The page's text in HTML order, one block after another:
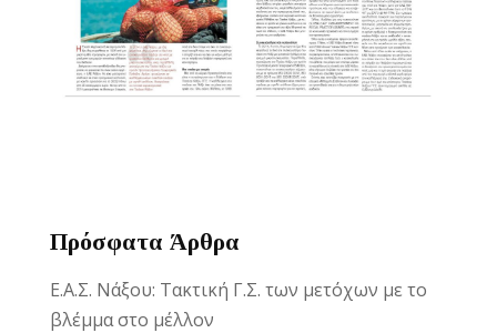
Reset
all
options
cached
Πρόσφατα Άρθρα
Ε.Α.Σ. Νάξου: Τακτική Γ.Σ. των μετόχων με το
βλέμμα στο μέλλον